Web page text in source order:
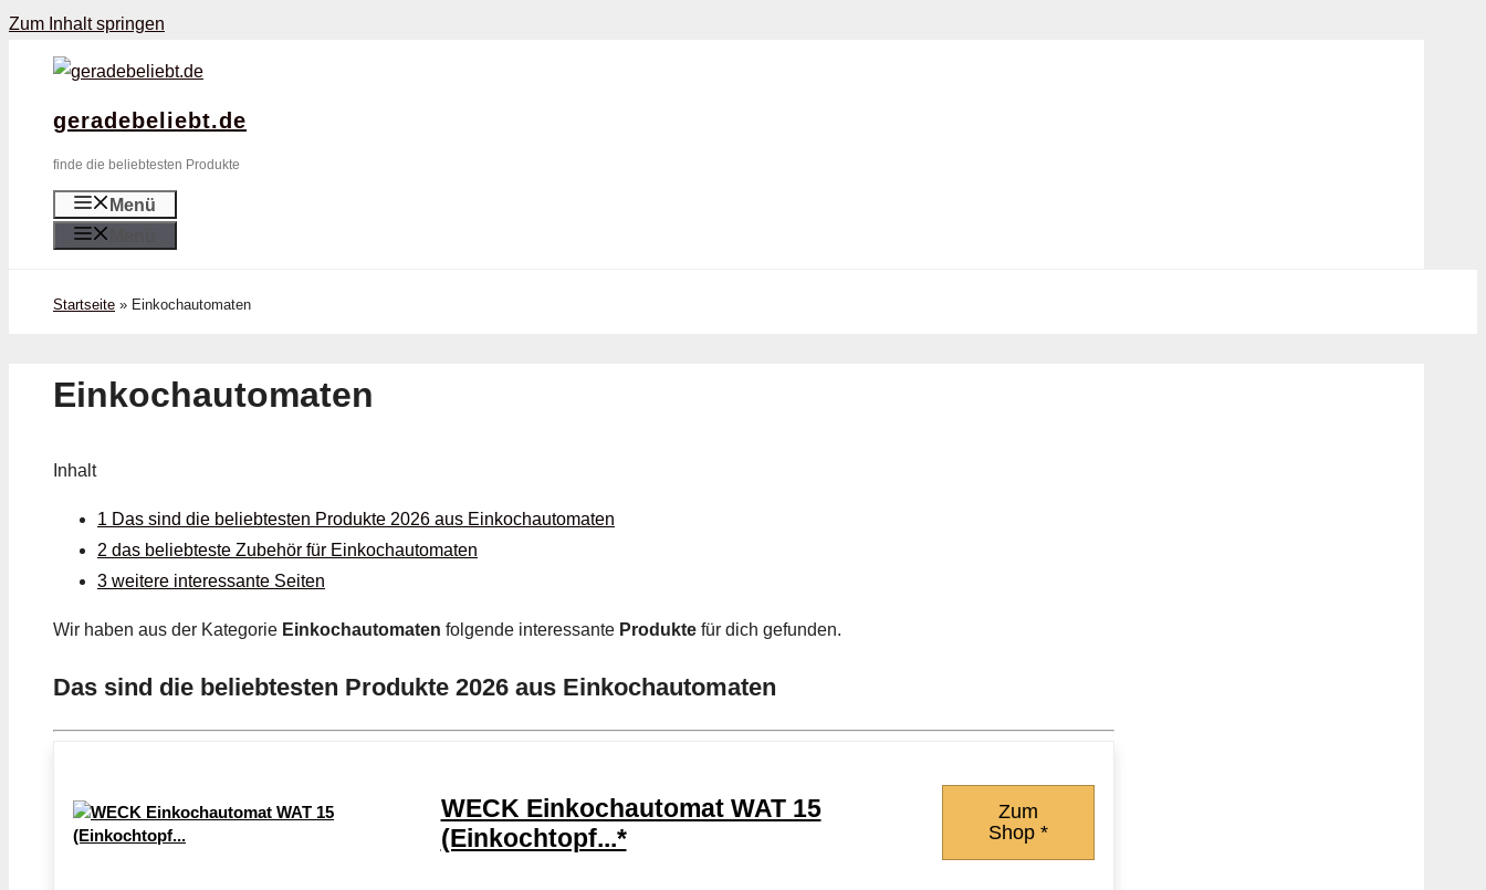
Zum Inhalt springen
geradebeliebt.de
finde die beliebtesten Produkte
Menü
Startseite » Einkochautomaten
Einkochautomaten
Inhalt
1 Das sind die beliebtesten Produkte 2026 aus Einkochautomaten
2 das beliebteste Zubehör für Einkochautomaten
3 weitere interessante Seiten
Wir haben aus der Kategorie Einkochautomaten folgende interessante Produkte für dich gefunden.
Das sind die beliebtesten Produkte 2026 aus Einkochautomaten
WECK Einkochautomat WAT 15
(Einkochtopf...*
Zum
Shop *